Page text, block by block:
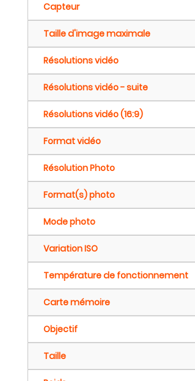
Capteur
Taille d'image maximale
Résolutions vidéo
Résolutions vidéo - suite
Résolutions vidéo (16:9)
Format vidéo
Résolution Photo
Format(s) photo
Mode photo
Variation ISO
Température de fonctionnement
Carte mémoire
Objectif
Taille